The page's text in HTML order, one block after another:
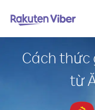
Cách thức
từ